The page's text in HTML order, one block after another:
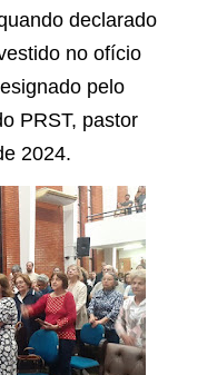
declarado
no ofício
pelo
PRST, pastor
2024.